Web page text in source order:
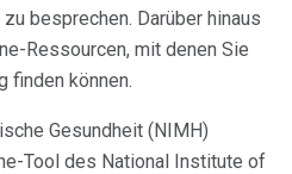
besprechen. Darüber hinaus
Ressourcen, mit denen Sie
finden können.
Gesundheit (NIMH)
Tool des National Institute of